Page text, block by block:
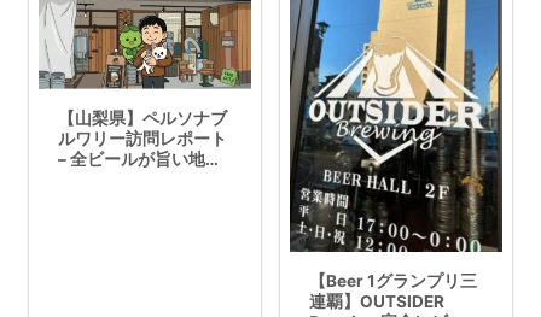
【山梨県】ペルソナブ
ルワリー訪問レポート
– 全ビールが旨い地元
【Beer 1グランプリ三
連覇】OUTSIDER